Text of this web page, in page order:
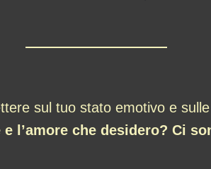
sul tuo stato emotivo e
l’amore che desidero? Ci